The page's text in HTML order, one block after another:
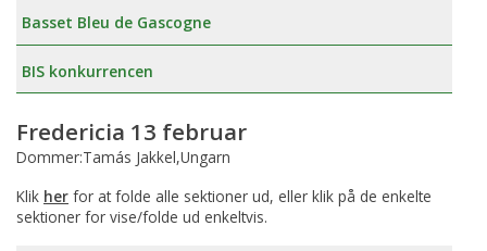
Basset Bleu de Gascogne
BIS konkurrencen
Fredericia 13 februar
Dommer:Tamás Jakkel,Ungarn
Klik her for at folde alle sektioner ud, eller klik på de enkelte
sektioner for vise/folde ud enkeltvis.